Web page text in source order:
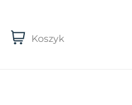
Koszyk